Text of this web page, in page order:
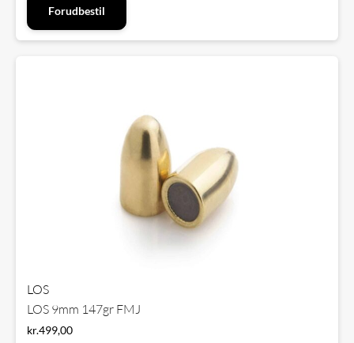
Forudbestil
LOS
LOS 9mm 147gr FMJ
kr.499,00